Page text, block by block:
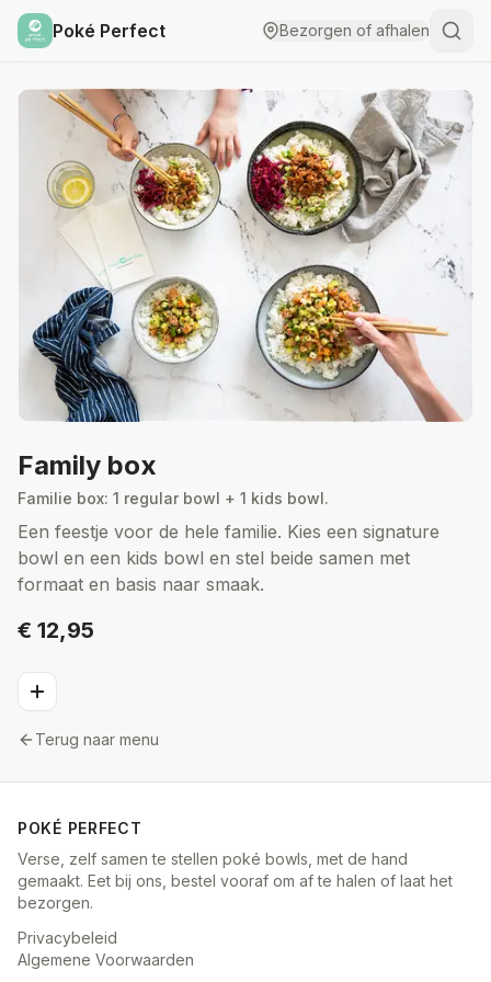
Poké Perfect Bezorgen of afhalen
Family box
Familie box: 1 regular bowl + 1 kids bowl.
Een feestje voor de hele familie. Kies een signature
bowl en een kids bowl en stel beide samen met
formaat en basis naar smaak.
€ 12,95
Terug naar menu
POKÉ PERFECT
Verse, zelf samen te stellen poké bowls, met de hand
gemaakt. Eet bij ons, bestel vooraf om af te halen of laat het
bezorgen.
Privacybeleid
Algemene Voorwaarden